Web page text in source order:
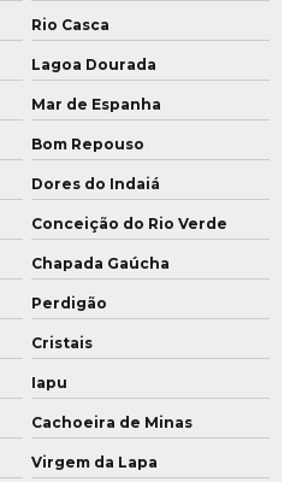
Rio Casca
Lagoa Dourada
Mar de Espanha
Bom Repouso
Dores do Indaiá
Conceição do Rio Verde
Chapada Gaúcha
Perdigão
Cristais
Iapu
Cachoeira de Minas
Virgem da Lapa